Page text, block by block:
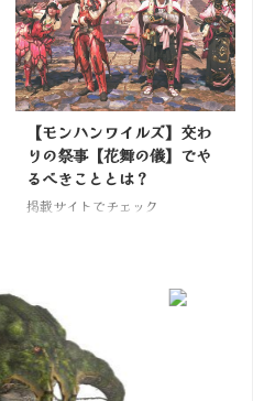
【モンハンワイルズ】交わ
りの祭事【花舞の儀】でや
るべきこととは？
掲載サイトでチェック